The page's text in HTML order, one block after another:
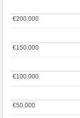
€50.000
€50.000
€100.000
€100.000
€150.000
€150.000
€200.000
€200.000